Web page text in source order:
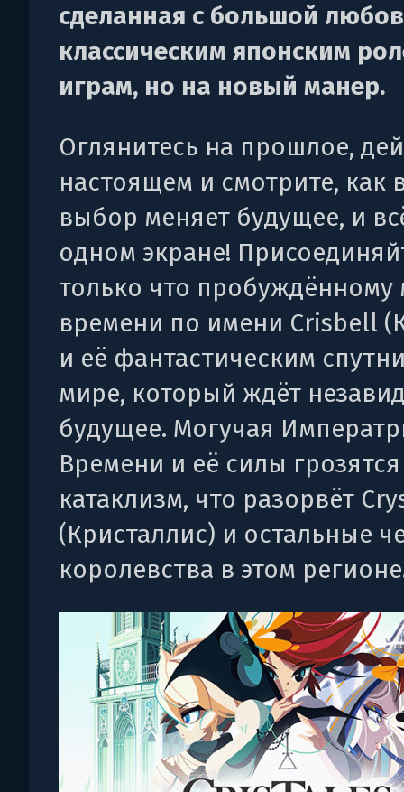
сделанная с большой
классическим японским
играм, но на новый манер.
Оглянитесь на прошлое,
настоящем и смотрите, как
выбор меняет будущее, и
одном экране!
только что пробуждённому
времени по имени Crisbell
и её фантастическим
мире, который ждёт
будущее. Могучая
Времени и её силы
катаклизм, что разорвёт
(Кристаллис) и остальные
королевства в этом